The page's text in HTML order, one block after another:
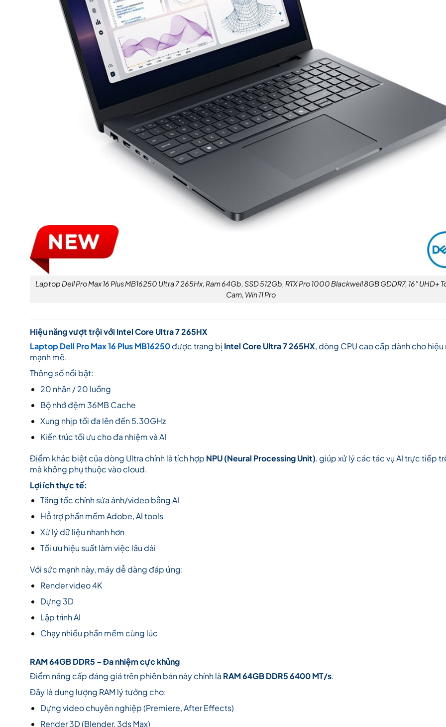
Laptop Dell Pro Max 16 Plus MB16250 Ultra 7 265Hx, Ram 64Gb, SSD 512Gb, RTX Pro 1000 Blackwell 8GB GDDR7, 16″ UHD+
Cam, Win 11 Pro
Hiệu năng vượt trội với Intel Core Ultra 7 265HX
Laptop Dell Pro Max 16 Plus MB16250được trang bị Intel Core Ultra 7 265HX, dòng CPU cao cấp dành cho hiệu
mạnh mẽ.
Thông số nổi bật:
20 nhân / 20 luồng
Bộ nhớ đệm 36MB Cache
Xung nhịp tối đa lên đến 5.30GHz
Kiến trúc tối ưu cho đa nhiệm và AI
Điểm khác biệt của dòng Ultra chính là tích hợp NPU (Neural Processing Unit), giúp xử lý các tác vụ AI trực tiếp
mà không phụ thuộc vào cloud.
Lợi ích thực tế:
Tăng tốc chỉnh sửa ảnh/video bằng AI
Hỗ trợ phần mềm Adobe, AI tools
Xử lý dữ liệu nhanh hơn
Tối ưu hiệu suất làm việc lâu dài
Với sức mạnh này, máy dễ dàng đáp ứng:
Render video 4K
Dựng 3D
Lập trình AI
Chạy nhiều phần mềm cùng lúc
RAM 64GB DDR5 – Đa nhiệm cực khủng
Điểm nâng cấp đáng giá trên phiên bản này chính là RAM 64GB DDR5 6400 MT/s.
Đây là dung lượng RAM lý tưởng cho:
Dựng video chuyên nghiệp (Premiere, After Effects)
Render 3D (Blender, 3ds Max)